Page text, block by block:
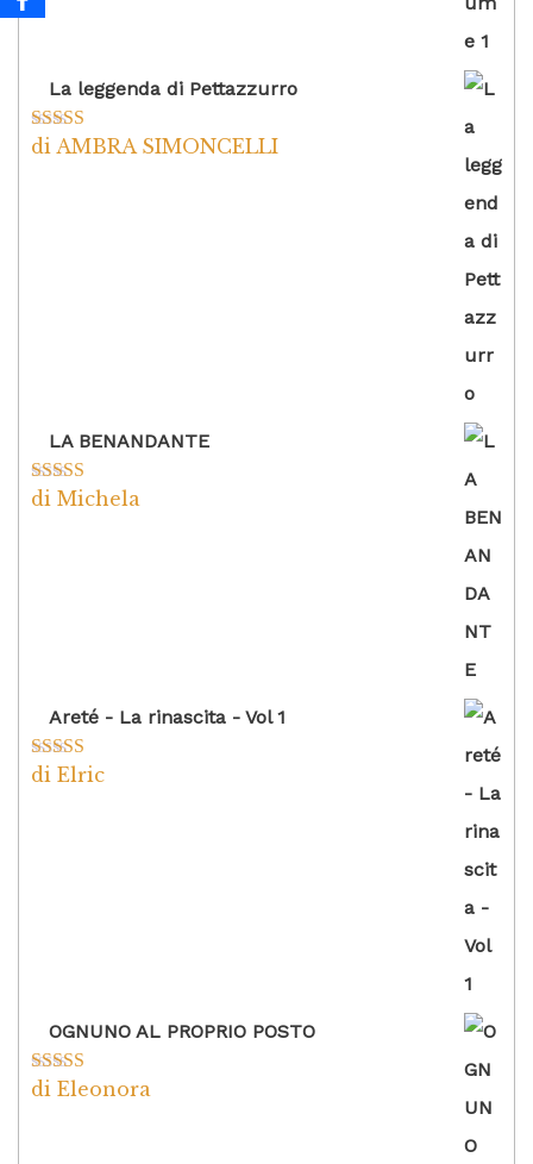
La leggenda di Pettazzurro
Valutato5su
di AMBRA SIMONCELLI
LA BENANDANTE
Valutato5su
di Michela
Areté - La rinascita - Vol 1
Valutato5
di Elric
OGNUNO AL PROPRIO POSTO
Valutato5su
di Eleonora